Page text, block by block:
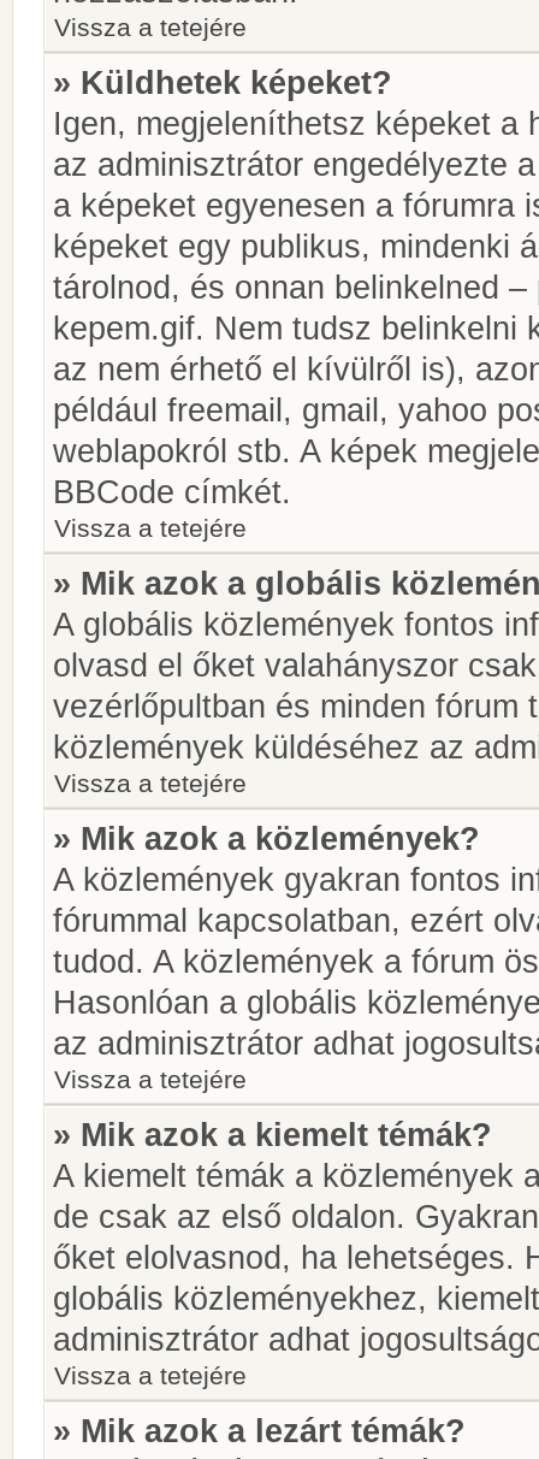
Vissza a tetejére
» Küldhetek képeket?
Igen, megjeleníthetsz képeket a
az adminisztrátor engedélyezte
a képeket egyenesen a fórumra
képeket egy publikus, mindenki
tárolnod, és onnan belinkelned
kepem.gif. Nem tudsz belinkelni
az nem érhető el kívülről is),
például freemail, gmail, yahoo
weblapokról stb. A képek
BBCode címkét.
Vissza a tetejére
» Mik azok a globális
A globális közlemények fontos
olvasd el őket valahányszor
vezérlőpultban és minden fórum
közlemények küldéséhez az
Vissza a tetejére
» Mik azok a közlemények?
A közlemények gyakran fontos
fórummal kapcsolatban, ezért
tudod. A közlemények a fórum
Hasonlóan a globális
az adminisztrátor adhat
Vissza a tetejére
» Mik azok a kiemelt témák?
A kiemelt témák a közlemények
de csak az első oldalon.
őket elolvasnod, ha lehetséges.
globális közleményekhez,
adminisztrátor adhat
Vissza a tetejére
» Mik azok a lezárt témák?